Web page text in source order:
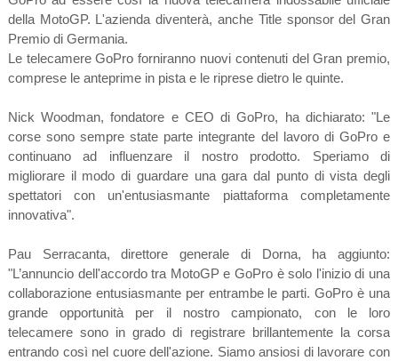
della MotoGP. L'azienda diventerà, anche Title sponsor del Gran
Premio di Germania.
Le telecamere GoPro forniranno nuovi contenuti del Gran premio,
comprese le anteprime in pista e le riprese dietro le quinte.
Nick Woodman, fondatore e CEO di GoPro, ha dichiarato: "Le
corse sono sempre state parte integrante del lavoro di GoPro e
continuano ad influenzare il nostro prodotto. Speriamo di
migliorare il modo di guardare una gara dal punto di vista degli
spettatori con un'entusiasmante piattaforma completamente
innovativa".
Pau Serracanta, direttore generale di Dorna, ha aggiunto:
"L’annuncio dell'accordo tra MotoGP e GoPro è solo l'inizio di una
collaborazione entusiasmante per entrambe le parti. GoPro è una
grande opportunità per il nostro campionato, con le loro
telecamere sono in grado di registrare brillantemente la corsa
entrando così nel cuore dell'azione. Siamo ansiosi di lavorare con